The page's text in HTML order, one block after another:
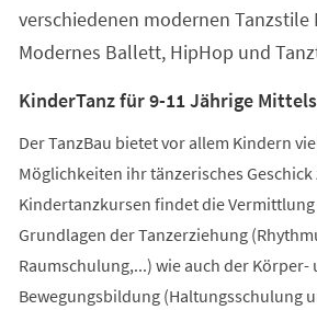
verschiedenen modernen Tanzstile
Modernes Ballett, HipHop und
KinderTanz für 9-11 Jährige
Der TanzBau bietet vor allem Kindern
Möglichkeiten ihr tänzerisches
Kindertanzkursen findet die
Grundlagen der Tanzerziehung
Raumschulung,...) wie auch der Körper-
Bewegungsbildung (Haltungsschulung